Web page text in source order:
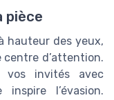
pièce
hauteur des yeux,
centre d’attention.
vos invités avec
l’évasion.